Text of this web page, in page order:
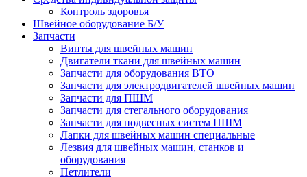
Контроль здоровья
Швейное оборудование Б/У
Запчасти
Винты для швейных машин
Двигатели ткани для швейных машин
Запчасти для оборудования ВТО
Запчасти для электродвигателей швейных машин
Запчасти для ПШМ
Запчасти для стегального оборудования
Запчасти для подвесных систем ПШМ
Лапки для швейных машин специальные
Лезвия для швейных машин, станков и
оборудования
Петлители